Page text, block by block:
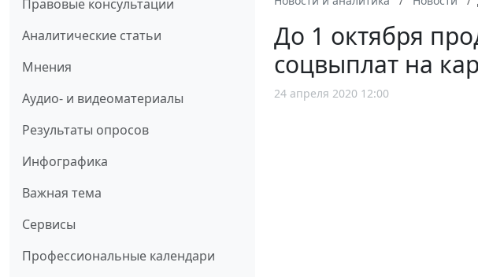
Правовые консультации
Аналитические статьи
Мнения
Аудио- и видеоматериалы
Результаты опросов
Инфографика
Важная тема
Сервисы
Профессиональные календари
До 1 октября
соцвыплат на
24 апреля 2020 12:00